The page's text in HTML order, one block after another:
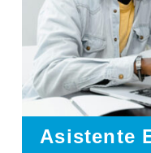
Asistente